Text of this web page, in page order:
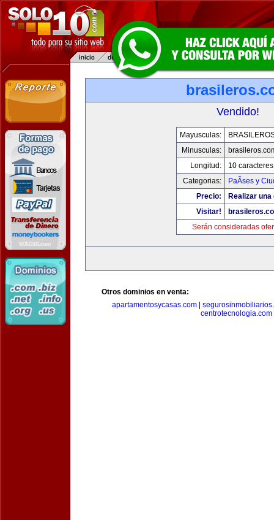
Vendido!
Mayusculas:
Minusculas:
Longitud:
10 caracteres
Categorias:
PaÃ­ses y
Precio:
Realizar
Visitar!
Serán consideradas
Otros dominios en venta:
apartamentosycasas.com|
centrotecnologia.com